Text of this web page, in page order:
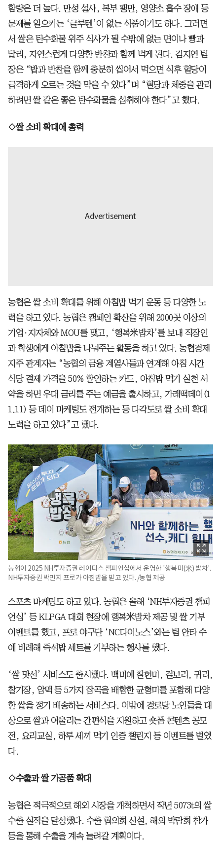
함량은 더 높다. 만성 설사, 복부 팽만, 영양소 흡수 장애 등
문제를 일으키는 ‘글루텐’이 없는 식품이기도 하다. 그러면
서 쌀은 탄수화물 위주 식사가 될 수밖에 없는 면이나 빵과
달리, 자연스럽게 다양한 반찬과 함께 먹게 된다. 김지연 팀
장은 “밥과 반찬을 함께 충분히 씹어서 먹으면 식후 혈당이
급격하게 오르는 것을 막을 수 있다”며 “혈당과 체중을 관리
하려면 쌀 같은 좋은 탄수화물을 섭취해야 한다”고 했다.
◇쌀 소비 확대에 총력
농협은 쌀 소비 확대를 위해 아침밥 먹기 운동 등 다양한 노
력을 하고 있다. 농협은 캠페인 확산을 위해 2000곳 이상의
기업·지자체와 MOU를 맺고, ‘행복米밥차’를 보내 직장인
과 학생에게 아침밥을 나눠주는 활동을 하고 있다. 농협경제
지주 관계자는 “농협의 금융 계열사들과 연계해 아침 시간
식당 결제 가격을 50% 할인하는 카드, 아침밥 먹기 실천 서
약을 하면 우대 금리를 주는 예금을 출시하고, 가래떡데이(1
1.11) 등 데이 마케팅도 전개하는 등 다각도로 쌀 소비 확대
노력을 하고 있다”고 했다.
농협이 2025 NH투자증권 레이디스 챔피언십에서 운영한 '행복미(米) 밥차'.
NH투자증권 박민지 프로가 아침밥을 받고 있다. /농협 제공
스포츠 마케팅도 하고 있다. 농협은 올해 ‘NH투자증권 챔피
언십’ 등 KLPGA 대회 현장에 행복米밥차 제공 및 쌀 기부
이벤트를 했고, 프로 야구단 ‘NC다이노스’와는 팀 안타 수
에 비례해 즉석밥 세트를 기부하는 행사를 했다.
‘쌀 맛선’ 서비스도 출시했다. 백미에 찰현미, 겉보리, 귀리,
찰기장, 압맥 등 5가지 잡곡을 배합한 균형미를 포함해 다양
한 쌀을 정기 배송하는 서비스다. 이밖에 경로당 노인들을 대
상으로 쌀과 어울리는 간편식을 지원하고 숏폼 콘텐츠 공모
전, 요리교실, 하루 세끼 먹기 인증 챌린지 등 이벤트를 벌였
다.
◇수출과 쌀 가공품 확대
농협은 적극적으로 해외 시장을 개척하면서 작년 5073t의 쌀
수출 실적을 달성했다. 수출 협의회 신설, 해외 박람회 참가
등을 통해 수출을 계속 늘려갈 계획이다.